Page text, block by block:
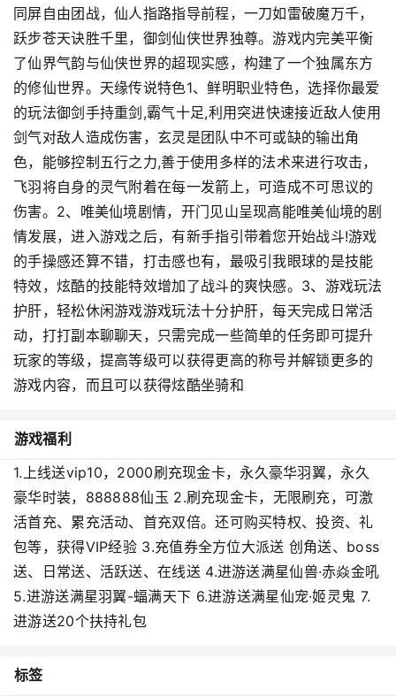
同屏自由团战，仙人指路指导前程，一刀如雷破魔万千，
跃步苍天诀胜千里，御剑仙侠世界独尊。游戏内完美平衡
了仙界气韵与仙侠世界的超现实感，构建了一个独属东方
的修仙世界。天缘传说特色1、鲜明职业特色，选择你最爱
的玩法御剑手持重剑,霸气十足,利用突进快速接近敌人使用
剑气对敌人造成伤害，玄灵是团队中不可或缺的输出角
色，能够控制五行之力,善于使用多样的法术来进行攻击，
飞羽将自身的灵气附着在每一发箭上，可造成不可思议的
伤害。2、唯美仙境剧情，开门见山呈现高能唯美仙境的剧
情发展，进入游戏之后，有新手指引带着您开始战斗!游戏
的手操感还算不错，打击感也有，最吸引我眼球的是技能
特效，炫酷的技能特效增加了战斗的爽快感。3、游戏玩法
护肝，轻松休闲游戏游戏玩法十分护肝，每天完成日常活
动，打打副本聊聊天，只需完成一些简单的任务即可提升
玩家的等级，提高等级可以获得更高的称号并解锁更多的
游戏内容，而且可以获得炫酷坐骑和
游戏福利
1.上线送vip10，2000刷充现金卡，永久豪华羽翼，永久
豪华时装，888888仙玉 2.刷充现金卡，无限刷充，可激
活首充、累充活动、首充双倍。还可购买特权、投资、礼
包等，获得VIP经验 3.充值券全方位大派送 创角送、boss
送、日常送、活跃送、在线送 4.进游送满星仙兽·赤焱金吼
5.进游送满星羽翼-蝠满天下 6.进游送满星仙宠·姬灵鬼 7.
进游送20个扶持礼包
标签